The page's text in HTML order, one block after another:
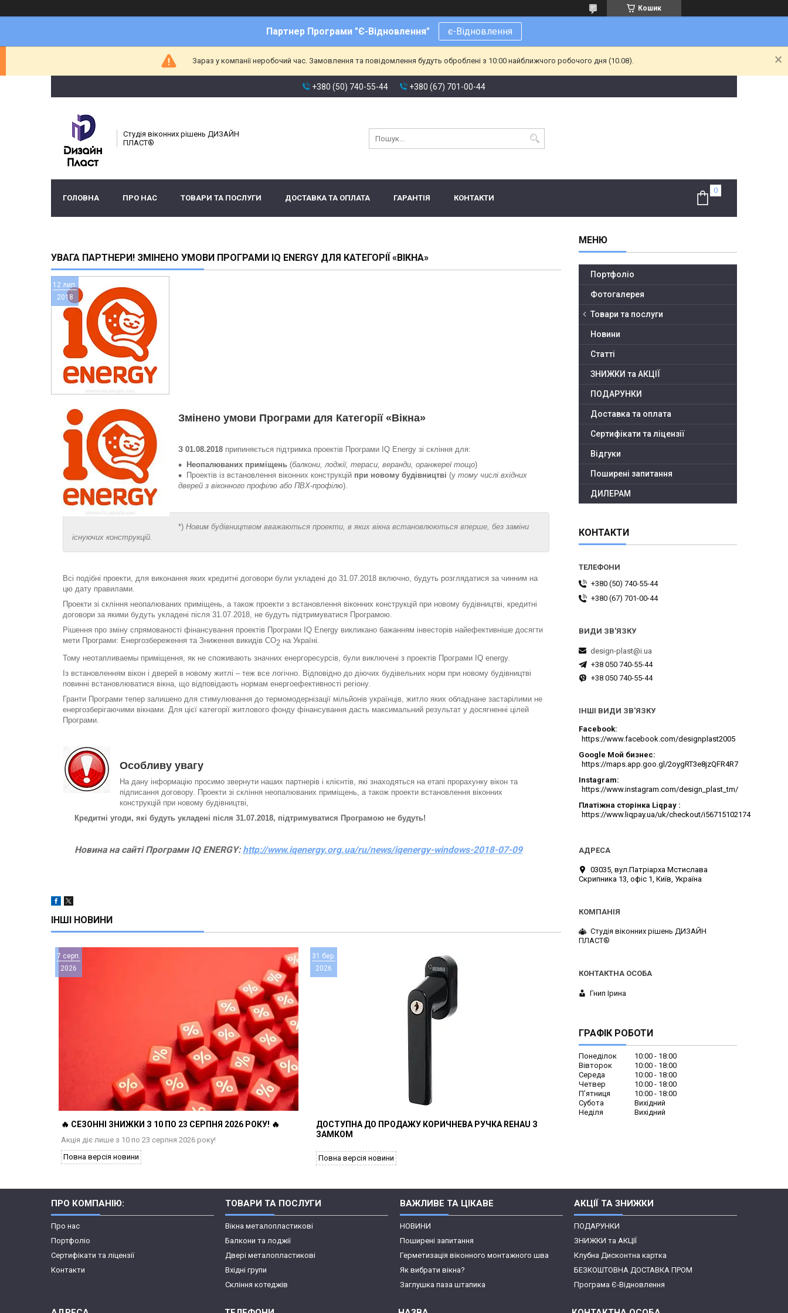
Кошик
Партнер Програми "Є-Відновлення" є-Відновлення
Зараз у компанії неробочий час. Замовлення та повідомлення будуть оброблені з 10:00 найближчого робочого дня (10.08).
+380 (50) 740-55-44 +380 (67) 701-00-44
Студія віконних рішень ДИЗАЙН
ПЛАСТ®
ГОЛОВНА ПРО НАС ТОВАРИ ТА ПОСЛУГИ ДОСТАВКА ТА ОПЛАТА ГАРАНТІЯ КОНТАКТИ
УВАГА ПАРТНЕРИ! ЗМІНЕНО УМОВИ ПРОГРАМИ IQ ENERGY ДЛЯ КАТЕГОРІЇ «ВІКНА»
12 лип.
2018
Змінено умови Програми для Категорії «Вікна»
З 01.08.2018 припиняється підтримка проектів Програми IQ Energy зі скління для:
Неопалюваних приміщень (балкони, лоджії, тераси, веранди, оранжереї тощо)
Проектів із встановлення віконних конструкцій при новому будівництві (у тому числі вхідних
дверей з віконного профілю або ПВХ-профілю).
*) Новим будівництвом вважаються проекти, в яких вікна встановлюються вперше, без заміни
існуючих конструкцій.
Всі подібні проекти, для виконання яких кредитні договори були укладені до 31.07.2018 включно, будуть розглядатися за чинним на
цю дату правилами.
Проекти зі скління неопалюваних приміщень, а також проекти з встановлення віконних конструкцій при новому будівництві, кредитні
договори за якими будуть укладені після 31.07.2018, не будуть підтримуватися Програмою.
Рішення про зміну спрямованості фінансування проектів Програми IQ Energy викликано бажанням інвесторів найефективніше досягти
мети Програми: Енергозбереження та Зниження викидів СО2 на Україні.
Тому неотапливаемы приміщення, як не споживають значних енергоресурсів, були виключені з проектів Програми IQ energy.
Із встановленням вікон і дверей в новому житлі – теж все логічно. Відповідно до діючих будівельних норм при новому будівництві
повинні встановлюватися вікна, що відповідають нормам енергоефективності регіону.
Гранти Програми тепер залишено для стимулювання до термомодернізації мільйонів українців, житло яких обладнане застарілими не
енергозберігаючими вікнами. Для цієї категорії житлового фонду фінансування дасть максимальний результат у досягненні цілей
Програми.
Особливу увагу
На дану інформацію просимо звернути наших партнерів і клієнтів, які знаходяться на етапі прорахунку вікон та
підписання договору. Проекти зі скління неопалюваних приміщень, а також проекти встановлення віконних
конструкцій при новому будівництві,
Кредитні угоди, які будуть укладені після 31.07.2018, підтримуватися Програмою не будуть!
Новина на сайті Програми IQ ENERGY:http://www.iqenergy.org.ua/ru/news/iqenergy-windows-2018-07-09
ІНШІ НОВИНИ
7 серп.
2026
🔥 СЕЗОННІ ЗНИЖКИ З 10 ПО 23 СЕРПНЯ 2026 РОКУ! 🔥
Акція діє лише з 10 по 23 серпня 2026 року!
Повна версія новини
31 бер.
2026
ДОСТУПНА ДО ПРОДАЖУ КОРИЧНЕВА РУЧКА REHAU З
ЗАМКОМ
Повна версія новини
Портфоліо
Фотогалерея
Товари та послуги
Новини
Статті
ЗНИЖКИ та АКЦІЇ
ПОДАРУНКИ
Доставка та оплата
Сертифікати та ліцензії
Відгуки
Поширені запитання
ДИЛЕРАМ
КОНТАКТИ
+380 (50) 740-55-44
+380 (67) 701-00-44
design-plast@i.ua
+38 050 740-55-44
+38 050 740-55-44
ІНШІ ВИДИ ЗВ'ЯЗКУ
Facebook
https://www.facebook.com/designplast2005
Google Мой бизнес
https://maps.app.goo.gl/2oygRT3e8jzQFR4R7
Instagram
https://www.instagram.com/design_plast_tm/
Платіжна сторінка Liqpay
https://www.liqpay.ua/uk/checkout/i56715102174
03035, вул.Патріарха Мстислава
Скрипника 13, офіс 1, Київ, Україна
Студія віконних рішень ДИЗАЙН
ПЛАСТ®
Гнип Ірина
ГРАФІК РОБОТИ
Понеділок 10:00
18:00
Вівторок
10:00
18:00
Середа
10:00
18:00
Четвер
10:00
18:00
Пʼятниця
10:00
18:00
Субота
Вихідний
Неділя
Вихідний
ПРО КОМПАНІЮ:
Про нас
Портфоліо
Сертифікати та ліцензії
Контакти
ТОВАРИ ТА ПОСЛУГИ
Вікна металопластикові
Балкони та лоджії
Двері металопластикові
Вхідні групи
Скління котеджів
ВАЖЛИВЕ ТА ЦІКАВЕ
НОВИНИ
Поширені запитання
Герметизація віконного монтажного шва
Як вибрати вікна?
Заглушка паза штапика
АКЦІЇ ТА ЗНИЖКИ
ПОДАРУНКИ
ЗНИЖКИ та АКЦІЇ
Клубна Дисконтна картка
БЕЗКОШТОВНА ДОСТАВКА ПРОМ
Програма Є-Відновлення